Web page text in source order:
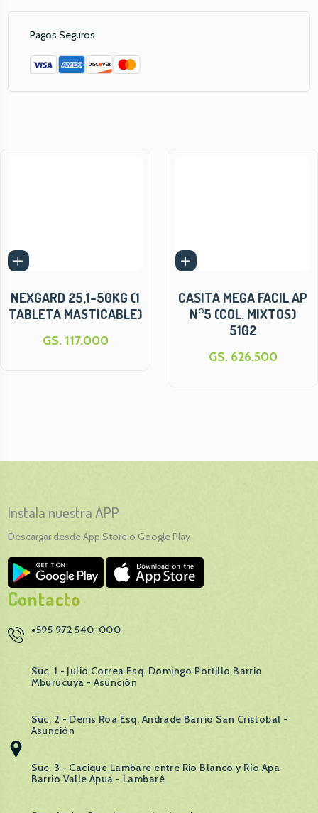
Pagos Seguros
NEXGARD 25,1-50KG (1
TABLETA MASTICABLE)
GS. 117.000
CASITA MEGA FACIL AP
N°5 (COL. MIXTOS)
5102
GS. 626.500
Contacto
+595 972 540-000
Suc. 1 - Julio Correa Esq. Domingo Portillo Barrio
Mburucuya - Asunción
Suc. 2 - Denis Roa Esq. Andrade Barrio San Cristobal -
Asunción
Suc. 3 - Cacique Lambare entre Rio Blanco y Río Apa
Barrio Valle Apua - Lambaré
Instala nuestra APP
Descargar desde App Store o Google Play